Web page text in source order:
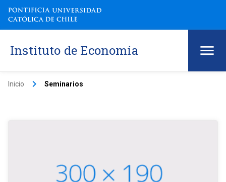
Instituto de Economía
Inicio keyboard_arrow_right Seminarios